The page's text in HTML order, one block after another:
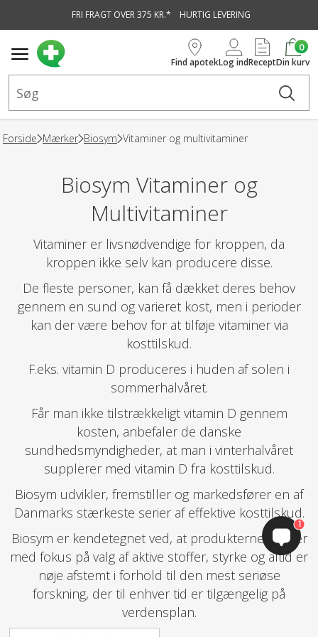
FRI FRAGT OVER 375 KR.* HURTIG LEVERING
Find apotekLog indRecept
0
Din kurv
Forside Mærker Biosym Vitaminer og multivitaminer
Biosym Vitaminer og
Multivitaminer
Vitaminer er livsnødvendige for kroppen, da
kroppen ikke selv kan producere disse.
De fleste personer, kan få dækket deres behov
gennem en sund og varieret kost, men i perioder
kan der være behov for at tilføje vitaminer via
kosttilskud.
F.eks. vitamin D produceres i huden af solen i
sommerhalvåret.
Får man ikke tilstrækkeligt vitamin D gennem
kosten, anbefaler de danske
sundhedsmyndigheder, at man i vinterhalvåret
supplerer med vitamin D fra kosttilskud.
Biosym udvikler, fremstiller og markedsfører en af
Danmarks stærkeste serier af effektive kosttilskud.
Biosym er kendetegnet ved, at produkterne altid er
med fokus på valg af aktive stoffer, styrke og altid er
nøje afstemt i forhold til den mest seriøse
forskning, der til enhver tid er tilgængelig på
verdensplan.
1